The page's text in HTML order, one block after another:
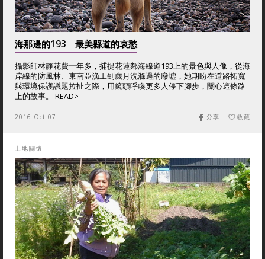
海那邊的193 最美縣道的哀愁
攝影師林靜花費一年多，捕捉花蓮鄰海線道193上的景色與人像，從海
岸線的防風林、東南亞漁工到歲月洗滌過的廢墟，她期盼在道路拓寬
與環境保護議題拉扯之際，用鏡頭呼喚更多人停下腳步，關心這條路
上的故事。 READ>
2016 Oct 07 收藏
分享
土地關懷